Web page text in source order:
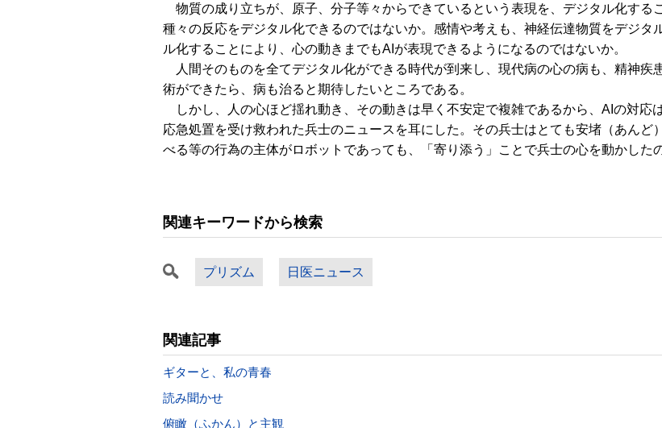
物質の成り立ちが、原子、分子等々からできているという表現を、デジタル化する
種々の反応をデジタル化できるのではないか。感情や考えも、神経伝達物質をデジタ
ル化することにより、心の動きまでもAIが表現できるようになるのではないか。
人間そのものを全てデジタル化ができる時代が到来し、現代病の心の病も、精神疾
術ができたら、病も治ると期待したいところである。
しかし、人の心ほど揺れ動き、その動きは早く不安定で複雑であるから、AIの対応
応急処置を受け救われた兵士のニュースを耳にした。その兵士はとても安堵（あんど
べる等の行為の主体がロボットであっても、「寄り添う」ことで兵士の心を動かした
関連キーワードから検索
プリズム 日医ニュース
関連記事
ギターと、私の青春
読み聞かせ
俯瞰（ふかん）と主観